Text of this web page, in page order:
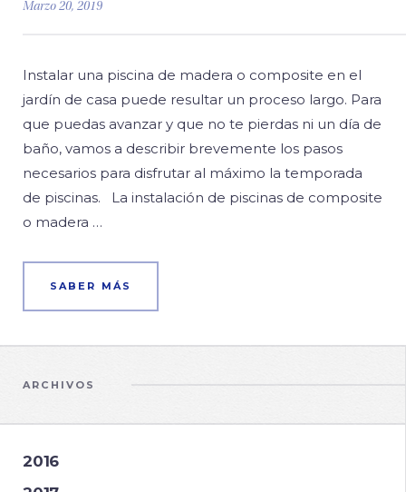
Marzo 20, 2019
Instalar una piscina de madera o composite en el
jardín de casa puede resultar un proceso largo. Para
que puedas avanzar y que no te pierdas ni un día de
baño, vamos a describir brevemente los pasos
necesarios para disfrutar al máximo la temporada
de piscinas. La instalación de piscinas de composite
o madera …
SABER MÁS
ARCHIVOS
2016